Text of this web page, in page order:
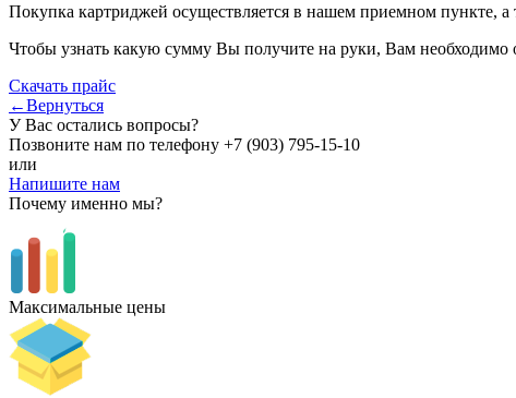
Покупка картриджей осуществляется в нашем приемном пункте,
Чтобы узнать какую сумму Вы получите на руки, Вам необходимо
Скачать прайс
←Вернуться
У Вас остались вопросы?
Позвоните нам по телефону +7 (903) 795-15-10
или
Напишите нам
Почему именно мы?
Максимальные цены